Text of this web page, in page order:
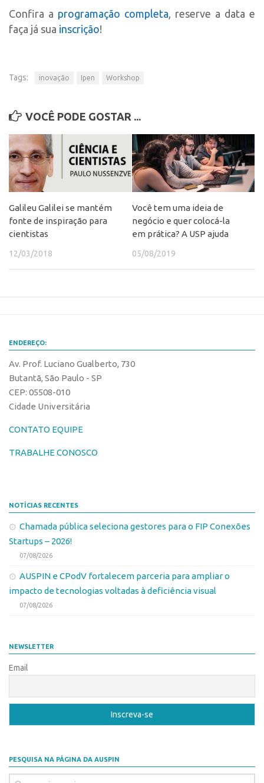
CPEs
Agenda AUSPIN
Fala Inovação
Premiações
Edição 2025
Edição 2021
Marcas
Softwares
Cultivares
Leis e Normas
Transferência de Tecnologia
Editais de TT
SPRINT
Conexão USP
Conexão Inter-USP
Confira a programação completa, reserve a data e
faça já sua inscrição!
Tags: inovação Ipen Workshop
VOCÊ PODE GOSTAR ...
Galileu Galilei se mantém
fonte de inspiração para
cientistas
12/03/2018
Você tem uma ideia de
negócio e quer colocá-la
em prática? A USP ajuda
05/08/2019
ENDEREÇO:
Av. Prof. Luciano Gualberto, 730
Butantã, São Paulo - SP
CEP: 05508-010
Cidade Universitária
CONTATO EQUIPE
TRABALHE CONOSCO
NOTÍCIAS RECENTES
Chamada pública seleciona gestores para o FIP Conexões
Startups – 2026!
07/08/2026
AUSPIN e CPodV fortalecem parceria para ampliar o
impacto de tecnologias voltadas à deficiência visual
07/08/2026
NEWSLETTER
Email
PESQUISA NA PÁGINA DA AUSPIN